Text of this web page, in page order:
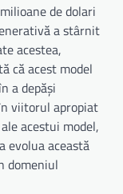
de dolari
a stârnit
acestea,
că acest model
a depăși
viitorul apropiat
acestui model,
evolua această
domeniul